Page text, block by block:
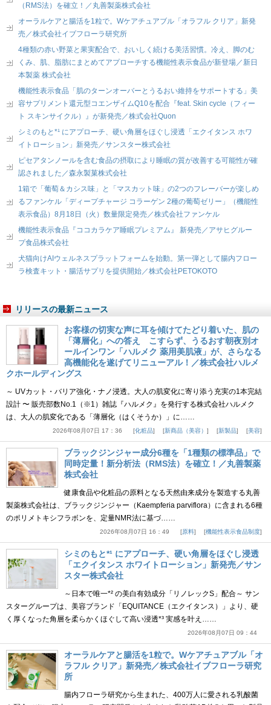
（RMS法）を確立！／丸善製薬株式会社
オーラルケアと腸活を1粒で。Wケアチュアブル「オラフル クリア」新発
売／株式会社イブフローラ研究所
4種類の赤い野菜と果実配合で、おいしく続ける美活習慣。冷え、脚のむ
くみ、肌、脂肪にまとめてアプローチする機能性表示食品が新登場／新日
本製薬 株式会社
機能性表示食品「肌のターンオーバーとうるおい維持をサポートする」美
容サプリメント還元型コエンザイムQ10を配合『feat. Skin cycle（フィー
ト スキンサイクル）』が新発売／株式会社Quon
シミのもと*¹ にアプローチ、硬い角層をほぐし浸透「エクイタンス ホワ
イトローション」新発売／サンスター株式会社
ピセアタンノールを含む食品の摂取により睡眠の質が改善する可能性が確
認されました／森永製菓株式会社
1箱で「葡萄＆カシス味」と「マスカット味」の2つのフレーバーが楽しめ
るファンケル「ディープチャージ コラーゲン 2種の葡萄ゼリー」（機能性
表示食品）8月18日（火）数量限定発売／株式会社ファンケル
機能性表示食品『ココカラケア睡眠プレミアム』 新発売／アサヒグルー
プ食品株式会社
犬猫向けAIウェルネスプラットフォームを始動。第一弾として腸内フロー
ラ検査キット・腸活サプリを提供開始／株式会社PETOKOTO
リリースの最新ニュース
お客様の切実な声に耳を傾けてたどり着いた、肌の
「薄層化」への答え こすらず、うるおす朝夜別オ
ールインワン「ハルメク 薬用美肌液」が、さらなる
高機能化を遂げてリニューアル！／株式会社ハルメ
クホールディングス
～ UVカット・バリア強化・ナノ浸透。大人の肌変化に寄り添う充実の1本完結
設計 〜 販売部数No.1（※1）雑誌『ハルメク』を発行する株式会社ハルメク
は、大人の肌変化である「薄層化（はくそうか）」に……
2026年08月07日 17：36 化粧品 新商品（美容） 新製品 美容
ブラックジンジャー成分6種を「1種類の標準品」で
同時定量！新分析法（RMS法）を確立！／丸善製薬
株式会社
健康食品や化粧品の原料となる天然由来成分を製造する丸善
製薬株式会社は、ブラックジンジャー（Kaempferia parviflora）に含まれる6種
のポリメトキシフラボンを、定量NMR法に基づ……
2026年08月07日 16：49 原料 機能性表示食品制度
シミのもと*¹ にアプローチ、硬い角層をほぐし浸透
「エクイタンス ホワイトローション」新発売／サン
スター株式会社
～日本で唯一*² の美白有効成分「リノレックS」配合～ サン
スターグループは、美容ブランド「EQUITANCE（エクイタンス）」より、硬
く厚くなった角層を柔らかくほぐして高い浸透*³ 実感を叶え……
2026年08月07日 09：44
オーラルケアと腸活を1粒で。Wケアチュアブル「オ
ラフル クリア」新発売／株式会社イブフローラ研究
所
腸内フローラ研究から生まれた、400万人に愛される乳酸菌